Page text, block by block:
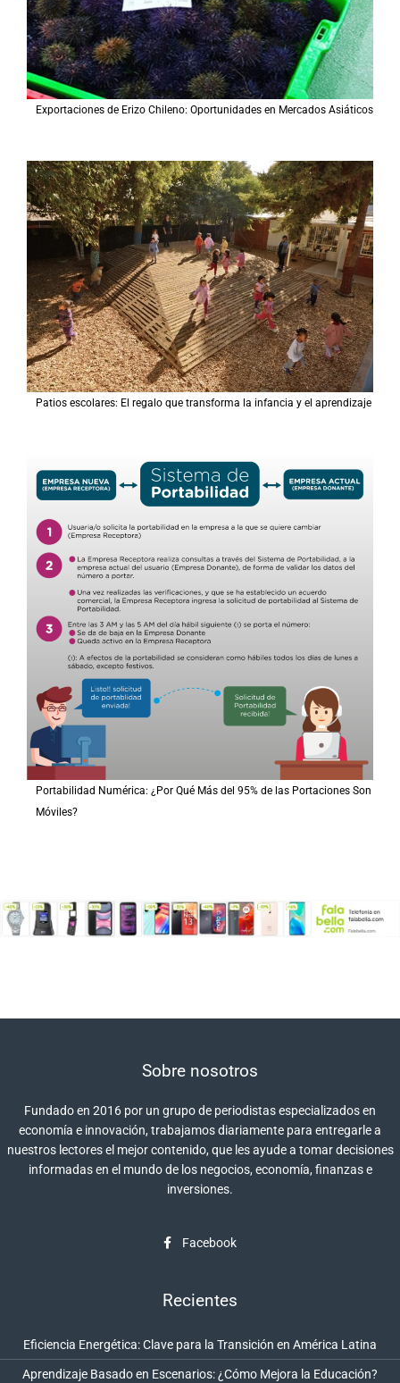
Exportaciones de Erizo Chileno: Oportunidades en Mercados Asiáticos
Patios escolares: El regalo que transforma la infancia y el aprendizaje
Portabilidad Numérica: ¿Por Qué Más del 95% de las Portaciones Son
Móviles?
Sobre nosotros
Fundado en 2016 por un grupo de periodistas especializados en
economía e innovación, trabajamos diariamente para entregarle a
nuestros lectores el mejor contenido, que les ayude a tomar decisiones
informadas en el mundo de los negocios, economía, finanzas e
inversiones.
Facebook
Recientes
Eficiencia Energética: Clave para la Transición en América Latina
Aprendizaje Basado en Escenarios: ¿Cómo Mejora la Educación?